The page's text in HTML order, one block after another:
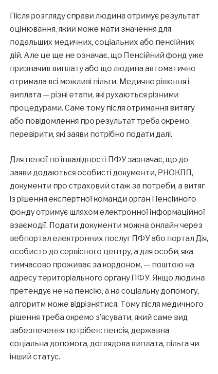
Після розгляду справи людина отримує результат
оцінювання, який може мати значення для
подальших медичних, соціальних або пенсійних
дій. Але це ще не означає, що Пенсійний фонд уже
призначив виплату або що людина автоматично
отримала всі можливі пільги. Медичне рішення і
виплата — різні етапи, які рухаються різними
процедурами. Саме тому після отримання витягу
або повідомлення про результат треба окремо
перевірити, які заяви потрібно подати далі.
Для пенсії по інвалідності ПФУ зазначає, що до
заяви додаються особисті документи, РНОКПП,
документи про страховий стаж за потреби, а витяг
із рішення експертної команди орган Пенсійного
фонду отримує шляхом електронної інформаційної
взаємодії. Подати документи можна онлайн через
вебпортал електронних послуг ПФУ або портал Дія,
особисто до сервісного центру, а для особи, яка
тимчасово проживає за кордоном, — поштою на
адресу територіального органу ПФУ. Якщо людина
претендує не на пенсію, а на соціальну допомогу,
алгоритм може відрізнятися. Тому після медичного
рішення треба окремо з’ясувати, який саме вид
забезпечення потрібен: пенсія, державна
соціальна допомога, доглядова виплата, пільга чи
інший статус.